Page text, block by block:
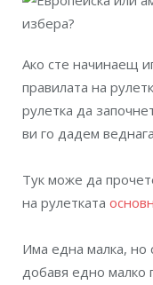
Ако сте начинаещ
правилата на
рулетка да
ви го дадем
Тук може да
на рулетката
Има една малка, но
добавя едно малко